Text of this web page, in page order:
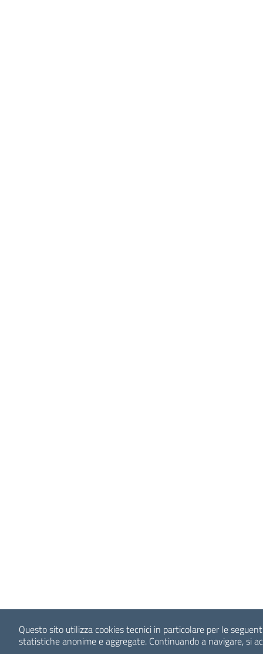
Questo sito utilizza cookies tecnici in particolare per le
statistiche anonime e aggregate. Continuando a navigare, si